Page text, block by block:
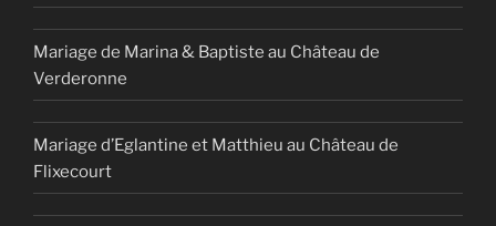
Mariage de Marina & Baptiste au Château de
Verderonne
Mariage d’Eglantine et Matthieu au Château de
Flixecourt